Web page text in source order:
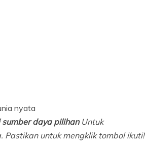
nyata
daya pilihanUntuk
untuk mengklik tombol ikuti!